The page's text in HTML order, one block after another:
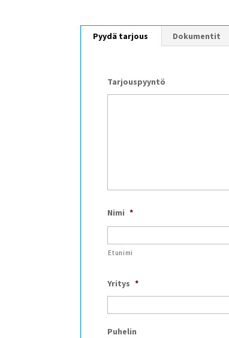
Pyydä tarjous Dokumentit
Tarjouspyyntö
Nimi *
Etunimi
Yritys *
Puhelin